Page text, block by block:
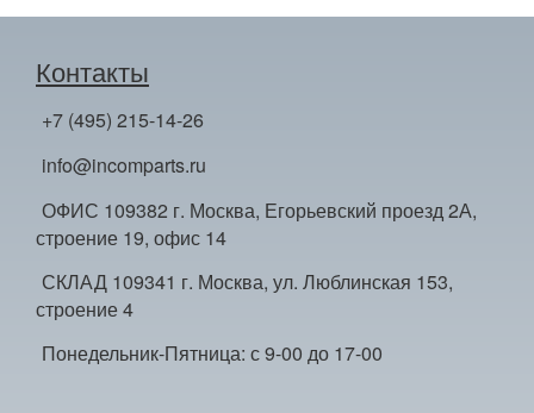
Контакты
+7 (495) 215-14-26
info@incomparts.ru
ОФИС 109382 г. Москва, Егорьевский проезд 2А,
строение 19, офис 14
СКЛАД 109341 г. Москва, ул. Люблинская 153,
строение 4
Понедельник-Пятница: с 9-00 до 17-00